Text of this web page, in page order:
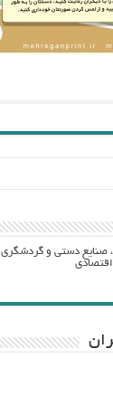
صنایع دستی و گردشگري
اقتصادی